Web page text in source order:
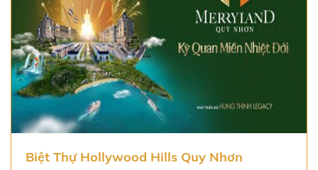
Biệt Thự Hollywood Hills Quy Nhơn